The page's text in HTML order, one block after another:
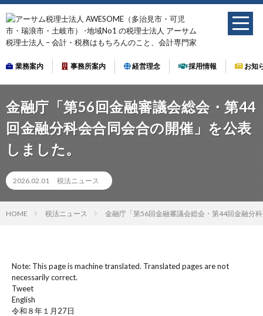
業務案内 事務所案内 経営理念 採用情報 お知
金融庁「第56回金融審議会総会・第44
回金融分科会合同会合の開催」を公表
しました。
2026.02.01 税法ニュース
HOME 税法ニュース 金融庁「第56回金融審議会総会・第44回金融分
Note: This page is machine translated. Translated pages are not
necessarily correct.
Tweet
English
令和８年１月27日